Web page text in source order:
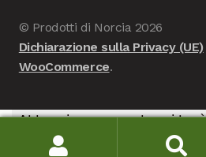
© Prodotti di Norcia 2026
Dichiarazione sulla Privacy (UE)
WooCommerce.
Attenzione, questo
nessuna consegna verrà